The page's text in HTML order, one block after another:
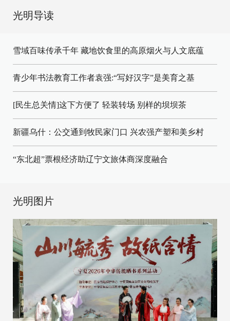
光明导读
雪域百味传承千年 藏地饮食里的高原烟火与人文底蕴
青少年书法教育工作者袁强:“写好汉字”是美育之基
[民生总关情]这下方便了 轻装转场 别样的坝坝茶
新疆乌什：公交通到牧民家门口 兴农强产塑和美乡村
“东北超”票根经济助辽宁文旅体商深度融合
光明图片